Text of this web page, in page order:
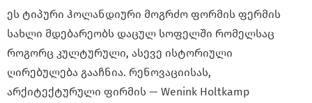
ეს ტიპური ჰოლანდიური მოგრძო ფორმის ფერმის
სახლი მდებარეობს დაცულ სოფელში რომელსაც
როგორც კულტურული, ასევე ისტორიული
ღირებულება გააჩნია. რენოვაციისას,
არქიტექტურული ფირმის — Wenink Holtkamp